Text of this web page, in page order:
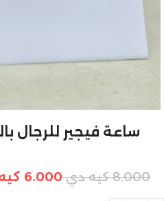
ساعة فيجير للرجال
8.000 كيه دي6.000